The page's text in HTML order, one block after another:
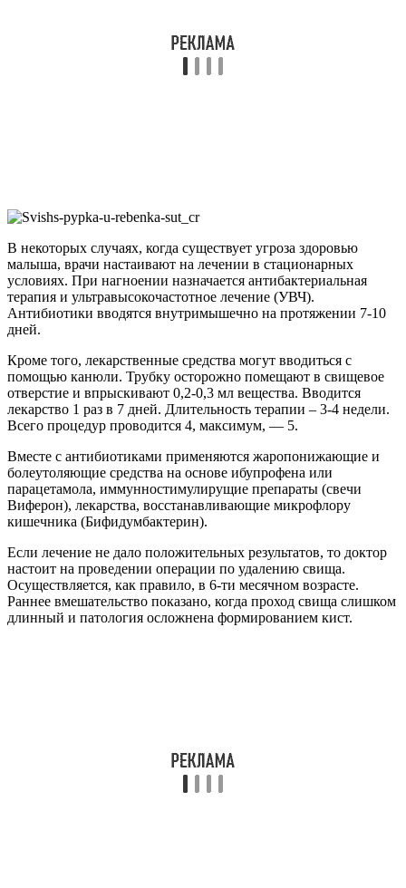
В некоторых случаях, когда существует угроза здоровью
малыша, врачи настаивают на лечении в стационарных
условиях. При нагноении назначается антибактериальная
терапия и ультравысокочастотное лечение (УВЧ).
Антибиотики вводятся внутримышечно на протяжении 7-10
дней.
Кроме того, лекарственные средства могут вводиться с
помощью канюли. Трубку осторожно помещают в свищевое
отверстие и впрыскивают 0,2-0,3 мл вещества. Вводится
лекарство 1 раз в 7 дней. Длительность терапии – 3-4 недели.
Всего процедур проводится 4, максимум, — 5.
Вместе с антибиотиками применяются жаропонижающие и
болеутоляющие средства на основе ибупрофена или
парацетамола, иммунностимулирущие препараты (свечи
Виферон), лекарства, восстанавливающие микрофлору
кишечника (Бифидумбактерин).
Если лечение не дало положительных результатов, то доктор
настоит на проведении операции по удалению свища.
Осуществляется, как правило, в 6-ти месячном возрасте.
Раннее вмешательство показано, когда проход свища слишком
длинный и патология осложнена формированием кист.